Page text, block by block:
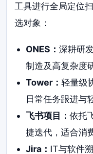
工具进行全局定位
选对象：
ONES： 深耕研
制造及高复杂度
Tower： 轻量级
日常任务跟进与
飞书项目： 依托
捷迭代，适合消
Jira： IT与软件